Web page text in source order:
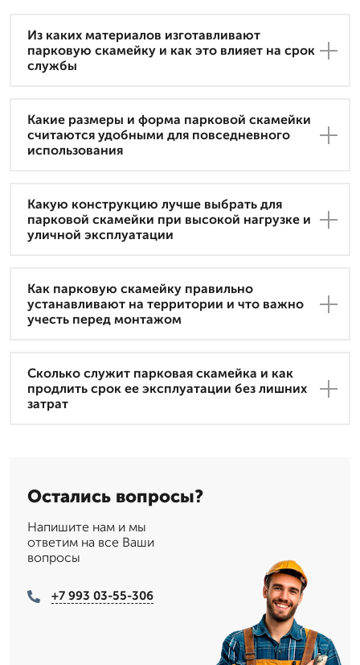
Из каких материалов изготавливают
парковую скамейку и как это влияет на срок
службы
Какие размеры и форма парковой скамейки
считаются удобными для повседневного
использования
Какую конструкцию лучше выбрать для
парковой скамейки при высокой нагрузке и
уличной эксплуатации
Как парковую скамейку правильно
устанавливают на территории и что важно
учесть перед монтажом
Сколько служит парковая скамейка и как
продлить срок ее эксплуатации без лишних
затрат
Остались вопросы?
Напишите нам и мы
ответим на все Ваши
вопросы
+7 993 03-55-306